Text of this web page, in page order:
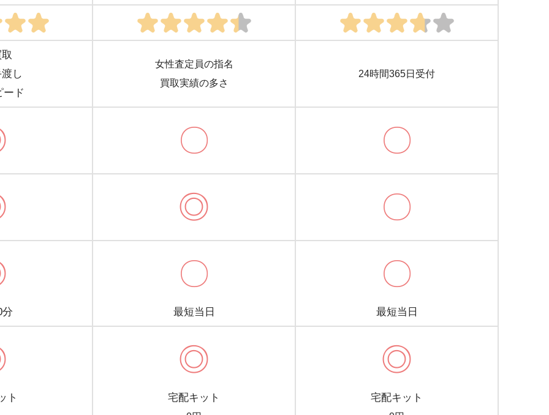
し
ード
女性査定員の指名
買取実績の多さ
24時間365日受付
〇
〇
◎
〇
分
〇
最短当日
〇
最短当日
ト
◎
宅配キット
◎
宅配キット